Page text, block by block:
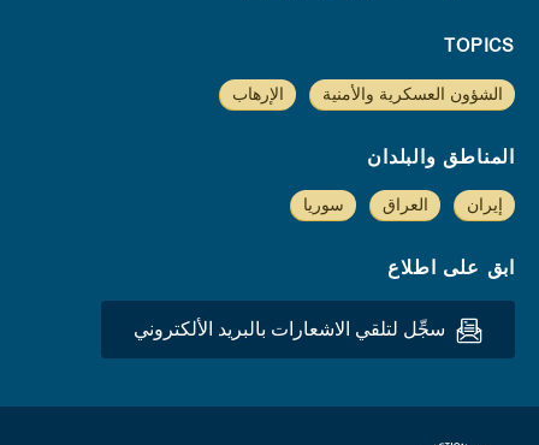
TOPICS
الشؤون العسكرية والأمنية الإرهاب
المناطق والبلدان
إيران العراق سوريا
ابق على اطلاع
سجِّل لتلقي الاشعارات بالبريد الألكتروني